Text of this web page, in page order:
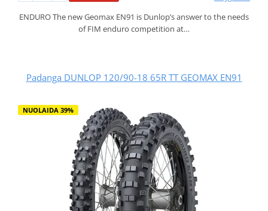
ENDURO The new Geomax EN91 is Dunlop’s answer to the needs
of FIM enduro competition at…
Padanga DUNLOP 120/90-18 65R TT GEOMAX EN91
NUOLAIDA 39%